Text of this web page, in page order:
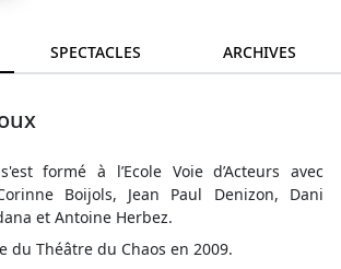
SPECTACLES ARCHIVES
formé à l’Ecole Voie d’Acteurs avec
Boijols, Jean Paul Denizon, Dani
et Antoine Herbez.
Théâtre du Chaos en 2009.